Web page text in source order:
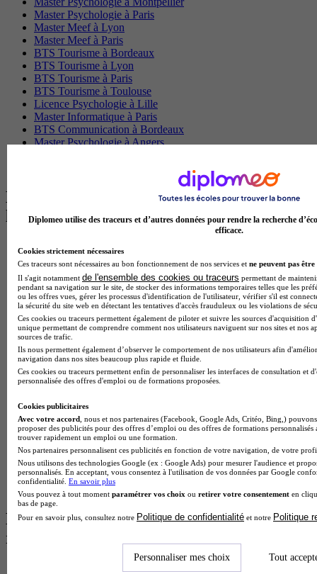
Master Psychologie à Paris
Master Meef à Lyon
Master Meef à Paris
BTS Tourisme à Bordeaux
BTS Tourisme à Lyon
BTS Tourisme à Paris
BTS Tourisme à Toulouse
Licence Psychologie à Lille
Master Informatique à Paris
BTS Communication à Bordeaux
Master Psychologie à Angers
Les intitulés de diplôme par alternance
les plus recherchés
BTS Esf en alternance
BTS Dietetique en alternance
BTS Mco en alternance
BTS Pi en alternance
BTS Sp3s en alternance
Master CCA en alternance
BTS Ndrc en alternance
BTS Sam en alternance
Cap Fleuriste en alternance
BTS Sio en alternance
MSc Marketing Digital en alternance
BTS Gpme en alternance
BTS Gpn en alternance
BTS Domotique en alternance
BAC Pro Agora en alternance
BTS Sta en alternance
BTS Iris en alternance
BTS Tpl en alternance
BTS Ati en alternance
Les diplômes par filière les plus
recherchés
Diplomeo utilise des traceurs et d’autres données pour rendre la recherche
efficace.
Cookies strictement nécessaires
Ces traceurs sont nécessaires au bon fonctionnement de nos services et ne peuvent pas être
Il s'agit notamment de l'ensemble des cookies ou traceurs permettant de
pendant sa navigation sur le site, de stocker des informations temporaires telles que les
ou les offres vues, gérer les processus d'identification de l'utilisateur, vérifier s'il est
la sécurité du site web en détectant les tentatives d'accès frauduleux ou les violations de
Ces cookies ou traceurs permettent également de piloter et suivre les sources d'acquisition
unique permettant de comprendre comment nos utilisateurs naviguent sur nos sites et nos
sources de trafic.
Ils nous permettent également d’observer le comportement de nos utilisateurs afin
navigation dans nos sites beaucoup plus rapide et fluide.
Ces cookies ou traceurs permettent enfin de personnaliser les interfaces de consultation et
personnalisée des offres d'emploi ou de formations proposées.
Cookies publicitaires
Avec votre accord , nous et nos partenaires (Facebook, Google Ads, Critéo, Bing,)
proposer des publicités pour des offres d’emploi ou des offres de formations
trouver rapidement un emploi ou une formation.
Nos partenaires personnalisent ces publicités en fonction de votre navigation, de votre
Nous utilisons des technologies Google (ex : Google Ads) pour mesurer l'audience et
personnalisés. En acceptant, vous consentez à l'utilisation de vos données par Google
confidentialité. En savoir plus
Vous pouvez à tout moment paramétrer vos choix ou retirer votre consentement en
bas de page.
Pour en savoir plus, consultez notre Politique de confidentialité et notre Politique
Personnaliser mes choix Tout